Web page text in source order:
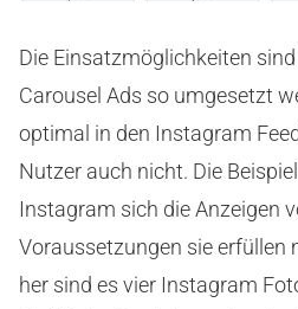
Die Einsatzmöglichkeiten
Carousel Ads so umgesetzt
optimal in den Instagram
Nutzer auch nicht. Die
Instagram sich die Anzeigen
Voraussetzungen sie erfüllen
her sind es vier Instagram